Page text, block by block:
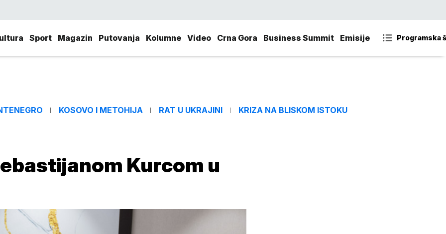
Sport Magazin Putovanja Kolumne Video Crna Gora Business Summit Emisije Programska
KOSOVO I METOHIJA RAT U UKRAJINI KRIZA NA BLISKOM ISTOKU
Kurcom u